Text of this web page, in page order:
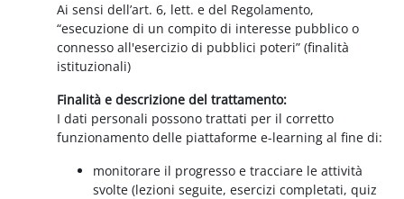
Ai sensi dell’art. 6, lett. e del Regolamento,
“esecuzione di un compito di interesse pubblico o
connesso all'esercizio di pubblici poteri” (finalità
istituzionali)
Finalità e descrizione del trattamento:
I dati personali possono trattati per il corretto
funzionamento delle piattaforme e-learning al fine di:
monitorare il progresso e tracciare le attività
svolte (lezioni seguite, esercizi completati, quiz